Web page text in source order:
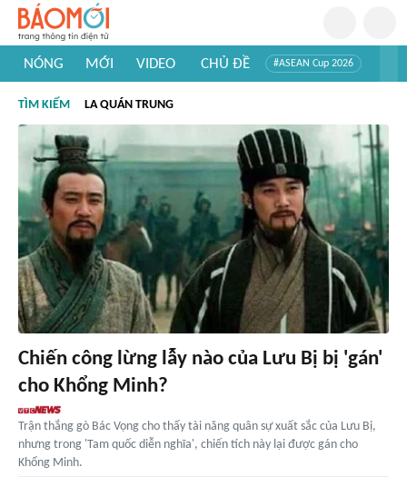
NÓNG MỚI VIDEO CHỦ ĐỀ #ASEAN Cup 2026
#Khám phá thế giới
TÌM KIẾM LA QUÁN TRUNG
Chiến công lừng lẫy nào của Lưu Bị bị 'gán'
cho Khổng Minh?
Trận thắng gò Bác Vọng cho thấy tài năng quân sự xuất sắc của Lưu Bị,
nhưng trong 'Tam quốc diễn nghĩa', chiến tích này lại được gán cho
Khổng Minh.